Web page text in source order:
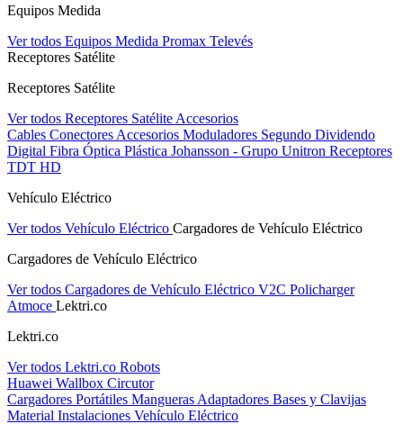
Equipos Medida
Ver todos Equipos Medida Promax Televés
Receptores Satélite
Receptores Satélite
Ver todos Receptores Satélite Accesorios
Cables Conectores Accesorios Moduladores Segundo Dividendo
Digital Fibra Óptica Plástica Johansson - Grupo Unitron Receptores
TDT HD
Vehículo Eléctrico
Ver todos Vehículo Eléctrico Cargadores de Vehículo Eléctrico
Cargadores de Vehículo Eléctrico
Ver todos Cargadores de Vehículo Eléctrico V2C Policharger
Atmoce Lektri.co
Lektri.co
Ver todos Lektri.co Robots
Huawei Wallbox Circutor
Cargadores Portátiles Mangueras Adaptadores Bases y Clavijas
Material Instalaciones Vehículo Eléctrico